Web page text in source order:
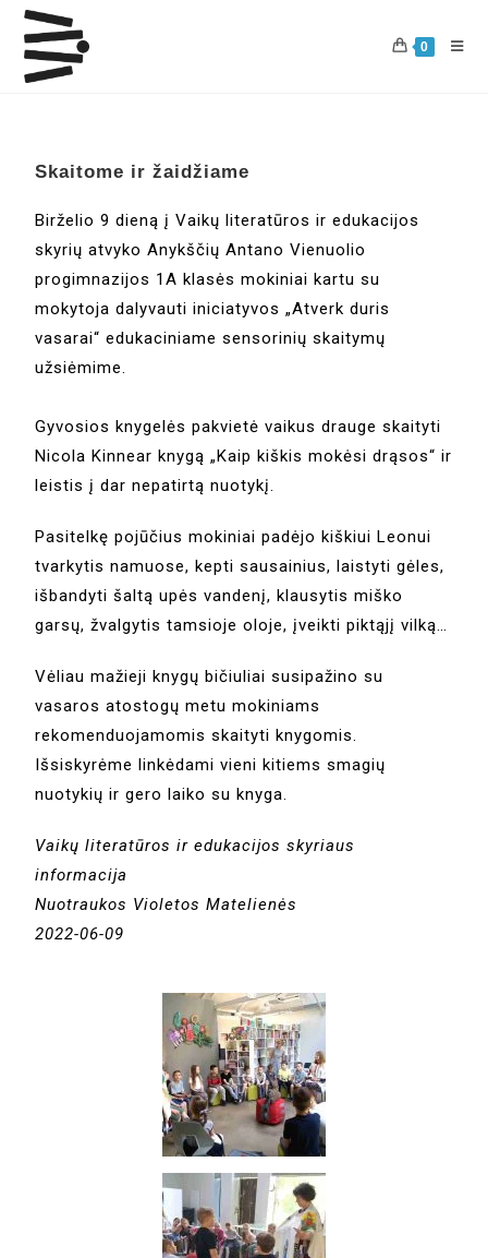
0
Skaitome ir žaidžiame
Birželio 9 dieną į Vaikų literatūros ir edukacijos
skyrių atvyko Anykščių Antano Vienuolio
progimnazijos 1A klasės mokiniai kartu su
mokytoja dalyvauti iniciatyvos „Atverk duris
vasarai“ edukaciniame sensorinių skaitymų
užsiėmime.
Gyvosios knygelės pakvietė vaikus drauge skaityti
Nicola Kinnear knygą „Kaip kiškis mokėsi drąsos“ ir
leistis į dar nepatirtą nuotykį.
Pasitelkę pojūčius mokiniai padėjo kiškiui Leonui
tvarkytis namuose, kepti sausainius, laistyti gėles,
išbandyti šaltą upės vandenį, klausytis miško
garsų, žvalgytis tamsioje oloje, įveikti piktąjį vilką…
Vėliau mažieji knygų bičiuliai susipažino su
vasaros atostogų metu mokiniams
rekomenduojamomis skaityti knygomis.
Išsiskyrėme linkėdami vieni kitiems smagių
nuotykių ir gero laiko su knyga.
Vaikų literatūros ir edukacijos skyriaus
informacija
Nuotraukos Violetos Matelienės
2022-06-09